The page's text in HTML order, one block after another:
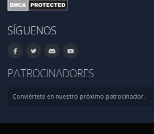
SÍGUENOS
PATROCINADORES
Conviértete en nuestro próximo patrocinador.